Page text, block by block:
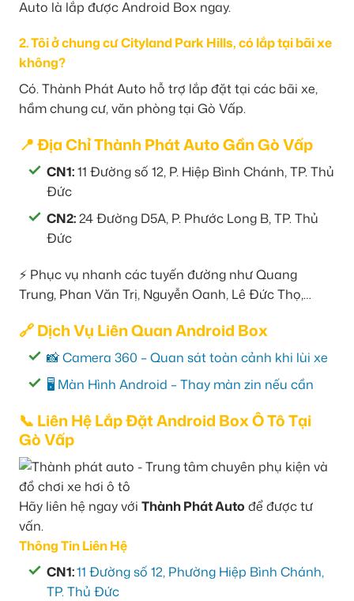
Auto là lắp được Android Box ngay.
2. Tôi ở chung cư Cityland Park Hills, có lắp tại bãi xe
không?
Có. Thành Phát Auto hỗ trợ lắp đặt tại các bãi xe,
hầm chung cư, văn phòng tại Gò Vấp.
📍 Địa Chỉ Thành Phát Auto Gần Gò Vấp
CN1:11 Đường số 12, P. Hiệp Bình Chánh, TP. Thủ
Đức
CN2:24 Đường D5A, P. Phước Long B, TP. Thủ
Đức
⚡ Phục vụ nhanh các tuyến đường như Quang
Trung, Phan Văn Trị, Nguyễn Oanh, Lê Đức Thọ,…
🔗 Dịch Vụ Liên Quan Android Box
📸 Camera 360 – Quan sát toàn cảnh khi lùi xe
🖥️ Màn Hình Android – Thay màn zin nếu cần
📞 Liên Hệ Lắp Đặt Android Box Ô Tô Tại
Gò Vấp
Hãy liên hệ ngay với Thành Phát Auto để được tư
vấn.
Thông Tin Liên Hệ
CN1:11 Đường số 12, Phường Hiệp Bình Chánh,
TP. Thủ Đức